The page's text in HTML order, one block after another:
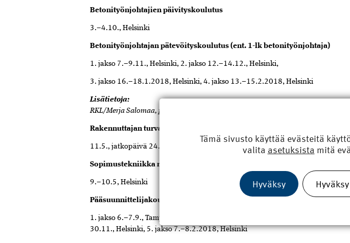
Betonityönjohtajien päivityskoulutus
3.–4.10., Helsinki
Betonityönjohtajan pätevöityskoulutus (ent. 1-lk betonityönjohtaja)
1. jakso 7.–9.11., Helsinki, 2. jakso 12.–14.12., Helsinki,
3. jakso 16.–18.1.2018, Helsinki, 4. jakso 13.–15.2.2018, Helsinki
Lisätietoja:
RKL/Merja Salomaa, p. 09 8770 6512, 040 192 0063, merja.salomaa@rkl.fi
Rakennuttajan turvallisuuskoordinaattori
11.5., jatkopäivä 24.8., Helsinki
Sopimustekniikka rakennusalalla YSE 98
9.–10.5, Helsinki
Pääsuunnittelijakoulutus 14
1. jakso 6.–7.9., Tampere, 2. jakso 4.–5.10., Helsinki, 3. jakso 8.–9.11.,
30.11., Helsinki, 5. jakso 7.–8.2.2018, Helsinki
Tämä sivusto käyttää evästeitä
valita asetuksista mitä
Hyväksy